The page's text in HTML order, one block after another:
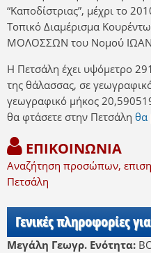
“Καποδίστριας”, μέχρι το
Τοπικό Διαμέρισμα
ΜΟΛΟΣΣΩΝ του Νομού
Η Πετσάλη έχει υψόμετρο
της θάλασσας, σε
γεωγραφικό μήκος
θα φτάσετε στην Πετσάλη θα
ΕΠΙΚΟΙΝΩΝΙΑ
Αναζήτηση προσώπων,
Πετσάλη
Γενικές πληροφορίες
Μεγάλη Γεωγρ. Ενότητα: